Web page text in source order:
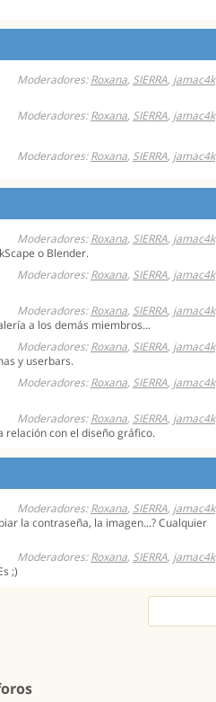
Moderadores:Roxana, SIERRA, jamac4k
Moderadores:Roxana, SIERRA, jamac4k
Moderadores:Roxana, SIERRA, jamac4k
Moderadores:Roxana, SIERRA, jamac4k
o Blender.
Moderadores:Roxana, SIERRA, jamac4k
Moderadores:Roxana, SIERRA, jamac4k
a los demás miembros...
Moderadores:Roxana, SIERRA, jamac4k
y userbars.
Moderadores:Roxana, SIERRA, jamac4k
Moderadores:Roxana, SIERRA, jamac4k
relación con el diseño gráfico.
Moderadores:Roxana, SIERRA, jamac4k
la contraseña, la imagen...? Cualquier
Moderadores:Roxana, SIERRA, jamac4k
;)